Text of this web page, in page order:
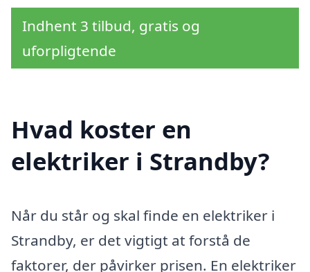
Indhent 3 tilbud, gratis og
uforpligtende
Hvad koster en
elektriker i Strandby?
Når du står og skal finde en elektriker i
Strandby, er det vigtigt at forstå de
faktorer, der påvirker prisen. En elektriker